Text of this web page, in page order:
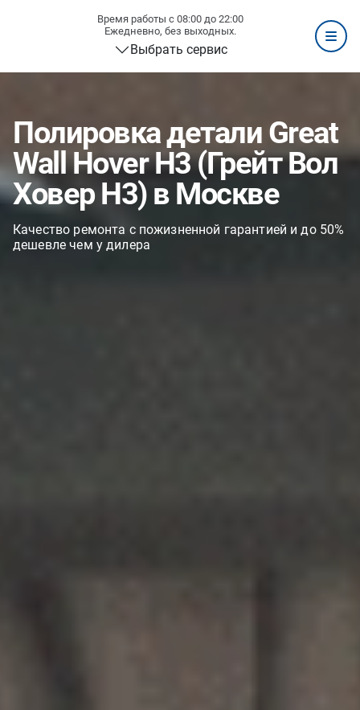
Время работы с 08:00 до 22:00
Ежедневно, без выходных.
Выбрать сервис
Полировка детали Great
Wall Hover H3 (Грейт Вол
Ховер H3) в Москве
Качество ремонта с пожизненной гарантией и до 50%
дешевле чем у дилера